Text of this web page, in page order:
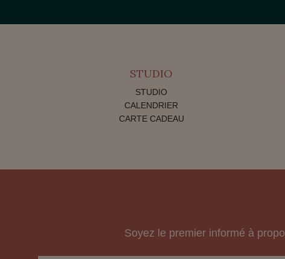
STUDIO
STUDIO
CALENDRIER
CARTE CADEAU
Soyez le premier informé à